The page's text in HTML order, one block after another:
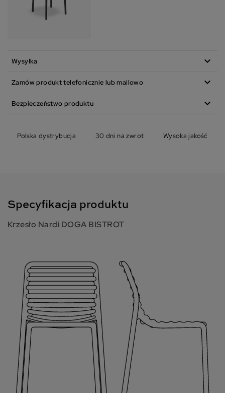
Wysyłka expand_more
Zamów produkt telefonicznie lub mailowo expand_more
Bezpieczeństwo produktu expand_more
Polska dystrybucja 30 dni na zwrot Wysoka jakość
Specyfikacja produktu
Krzesło Nardi DOGA BISTROT